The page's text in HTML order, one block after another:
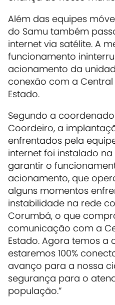
Além das equipes
do Samu também
internet via satélite. A
funcionamento
acionamento da
conexão com a
Estado.
Segundo a
Coordeiro, a
enfrentados pela
internet foi instalado na
garantir o
acionamento, que
alguns momentos
instabilidade na rede
Corumbá, o que
comunicação com a
Estado. Agora temos a
estaremos 100%
avanço para a nossa
segurança para o
população.”